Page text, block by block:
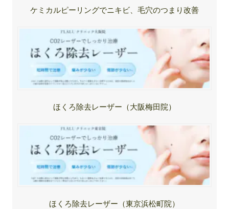
ケミカルピーリングでニキビ、毛穴のつまり改善
ほくろ除去レーザー（大阪梅田院）
ほくろ除去レーザー（東京浜松町院）